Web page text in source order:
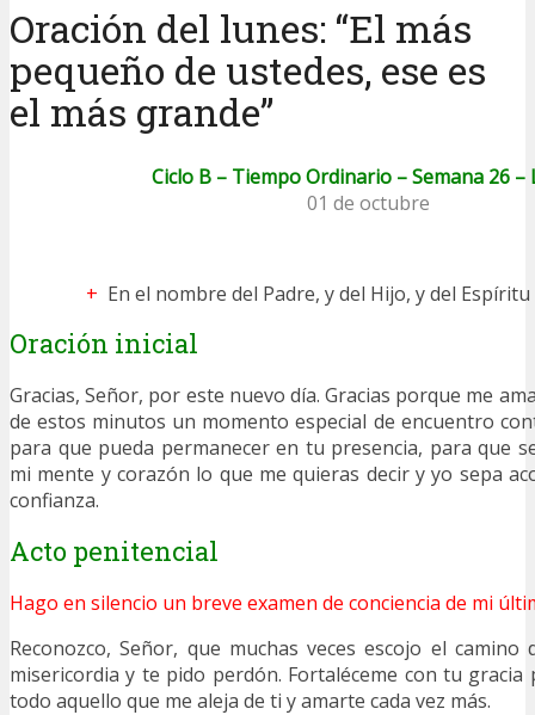
Oración del lunes: “El más
pequeño de ustedes, ese es
el más grande”
Ciclo B – Tiempo Ordinario – Semana 26 –
01 de octubre
+ En el nombre del Padre, y del Hijo, y del Espíritu
Oración inicial
Gracias, Señor, por este nuevo día. Gracias porque me
de estos minutos un momento especial de encuentro
para que pueda permanecer en tu presencia, para que
mi mente y corazón lo que me quieras decir y yo sepa
confianza.
Acto penitencial
Hago en silencio un breve examen de conciencia de mi
Reconozco, Señor, que muchas veces escojo el
misericordia y te pido perdón. Fortaléceme con tu gracia
todo aquello que me aleja de ti y amarte cada vez más.